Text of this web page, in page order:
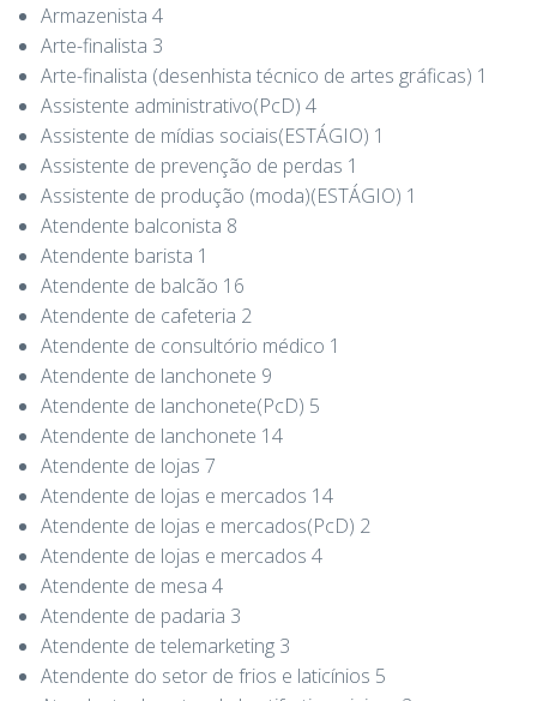
Armazenista 4
Arte-finalista 3
Arte-finalista (desenhista técnico de artes gráficas) 1
Assistente administrativo(PcD) 4
Assistente de mídias sociais(ESTÁGIO) 1
Assistente de prevenção de perdas 1
Assistente de produção (moda)(ESTÁGIO) 1
Atendente balconista 8
Atendente barista 1
Atendente de balcão 16
Atendente de cafeteria 2
Atendente de consultório médico 1
Atendente de lanchonete 9
Atendente de lanchonete(PcD) 5
Atendente de lanchonete 14
Atendente de lojas 7
Atendente de lojas e mercados 14
Atendente de lojas e mercados(PcD) 2
Atendente de lojas e mercados 4
Atendente de mesa 4
Atendente de padaria 3
Atendente de telemarketing 3
Atendente do setor de frios e laticínios 5